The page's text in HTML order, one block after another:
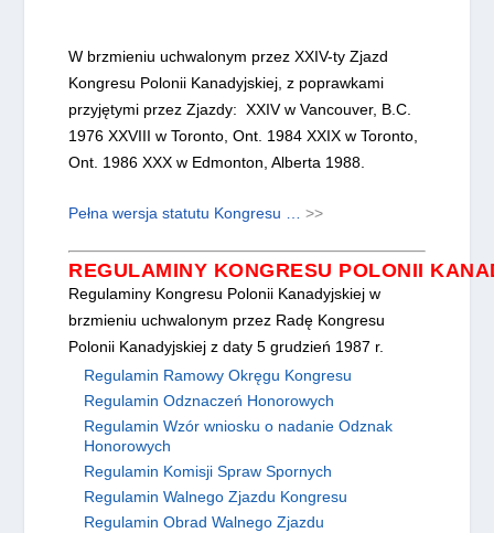
W brzmieniu uchwalonym przez XXIV-ty Zjazd
Kongresu Polonii Kanadyjskiej, z poprawkami
przyjętymi przez Zjazdy: XXIV w Vancouver, B.C.
1976 XXVIII w Toronto, Ont. 1984 XXIX w Toronto,
Ont. 1986 XXX w Edmonton, Alberta 1988.
Pełna wersja statutu Kongresu …>>
REGULAMINY KONGRESU POLONII
Regulaminy Kongresu Polonii Kanadyjskiej w
brzmieniu uchwalonym przez Radę Kongresu
Polonii Kanadyjskiej z daty 5 grudzień 1987 r.
Regulamin Ramowy Okręgu Kongresu
Regulamin Odznaczeń Honorowych
Regulamin Wzór wniosku o nadanie Odznak
Honorowych
Regulamin Komisji Spraw Spornych
Regulamin Walnego Zjazdu Kongresu
Regulamin Obrad Walnego Zjazdu